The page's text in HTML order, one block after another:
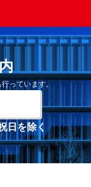
っています。
日を除く